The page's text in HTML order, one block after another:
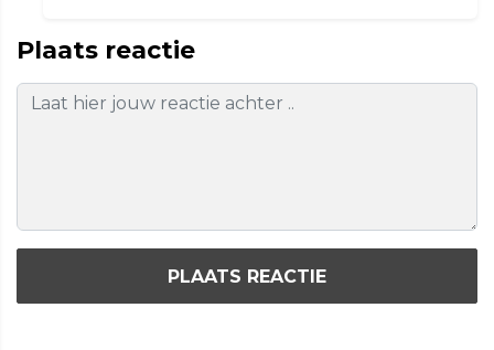
Plaats reactie
PLAATS REACTIE